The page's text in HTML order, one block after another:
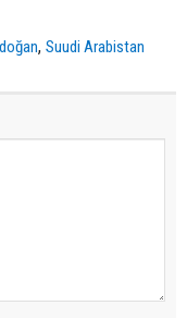
,Suudi Arabistan